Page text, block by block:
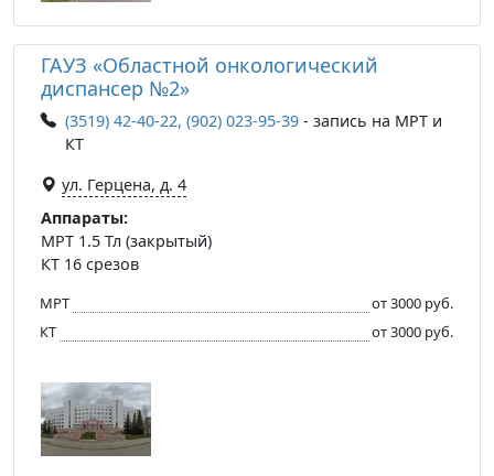
ГАУЗ «Областной онкологический
диспансер №2»
(3519) 42-40-22, (902) 023-95-39 - запись на МРТ и
КТ
ул. Герцена, д. 4
Аппараты:
МРТ 1.5 Тл (закрытый)
КТ 16 срезов
МРТ
от 3000 руб.
КТ
от 3000 руб.